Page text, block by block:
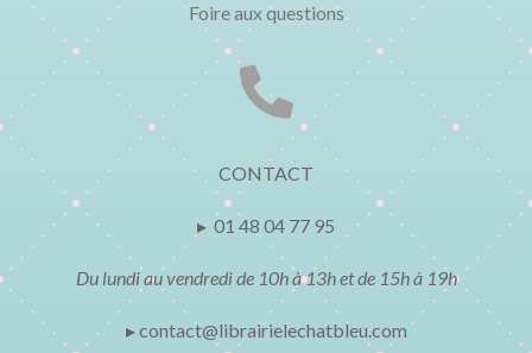
Foire aux questions

CONTACT
▸ 01 48 04 77 95
Du lundi au vendredi de 10h à 13h et de 15h à 19h
▸ contact@librairielechatbleu.com